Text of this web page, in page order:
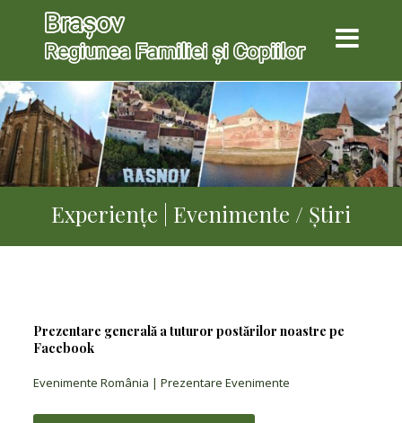
Experienţe | Evenimente / Știri
Prezentare generală a tuturor postărilor noastre pe
Facebook
Evenimente România | Prezentare Evenimente